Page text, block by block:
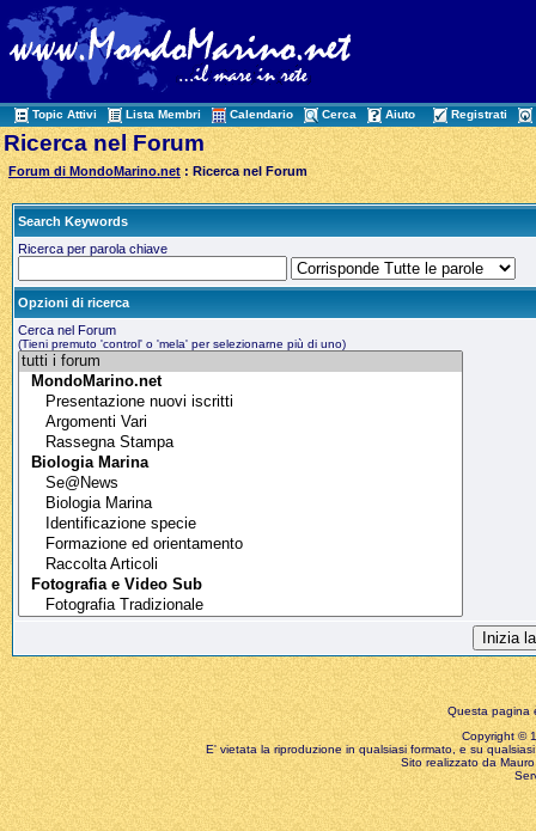
Topic Attivi Lista Membri Calendario Cerca Aiuto Registrati
Ricerca nel Forum
Forum di MondoMarino.net : Ricerca nel Forum
Search Keywords
Ricerca per parola chiave
Opzioni di ricerca
Cerca nel Forum
(Tieni premuto 'control' o 'mela' per selezionarne più di uno)
Questa pagina
Copyright ©
E' vietata la riproduzione in qualsiasi formato, e su
Sito realizzato da